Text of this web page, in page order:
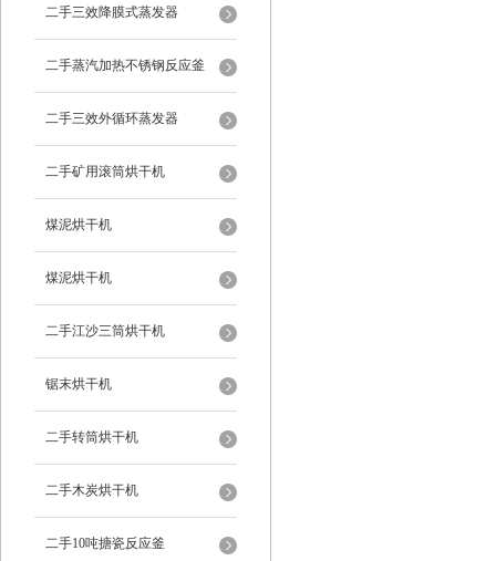
二手三效降膜式蒸发器
二手蒸汽加热不锈钢反应釜
二手三效外循环蒸发器
二手矿用滚筒烘干机
煤泥烘干机
煤泥烘干机
二手江沙三筒烘干机
锯末烘干机
二手转筒烘干机
二手木炭烘干机
二手10吨搪瓷反应釜